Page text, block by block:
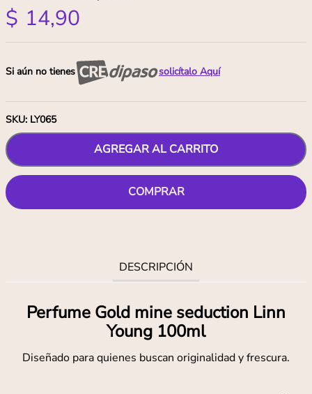
$ 14,90
Si aún no tienes solicítalo Aquí
SKU: LY065
AGREGAR AL CARRITO
COMPRAR
DESCRIPCIÓN
Perfume Gold mine seduction Linn
Young 100ml
Diseñado para quienes buscan originalidad y frescura.